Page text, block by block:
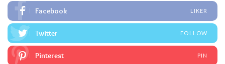
Facebook LIKER
Twitter FOLLOW
Pinterest PIN